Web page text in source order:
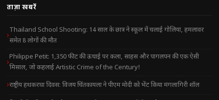
ताज़ा खबरें
Thailand School Shooting: 14 साल के छात्र ने स्कूल में चलाई गोलियां, हमलावर
समेत 8 लोगों की मौत
Philippe Petit: 1,350 फीट की ऊंचाई पर कला, साहस और पागलपन की एक ऐसी
मिसाल, जो कहलाई Artistic Crime of the Century!
राष्ट्रीय हथकरघा दिवस: विजय चिंतकायला ने पीएम मोदी को भेंट किया मंगलागिरी शॉल